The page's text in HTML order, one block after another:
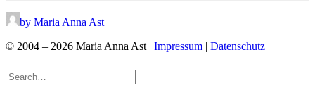
by Maria Anna Ast
© 2004 – 2026 Maria Anna Ast | Impressum | Datenschutz